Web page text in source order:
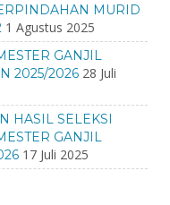
MURID
1 Agustus 2025
GANJIL
2025/2026 28 Juli
HASIL SELEKSI
GANJIL
17 Juli 2025